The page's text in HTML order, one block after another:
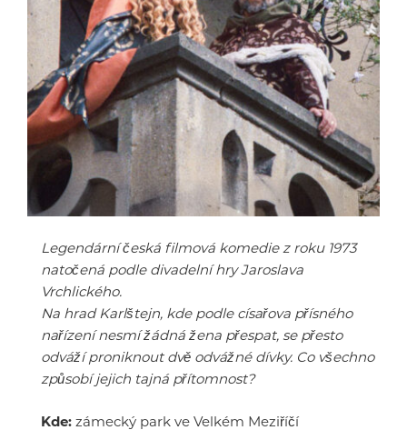
Legendární česká filmová komedie z roku 1973
natočená podle divadelní hry Jaroslava
Vrchlického.
Na hrad Karlštejn, kde podle císařova přísného
nařízení nesmí žádná žena přespat, se přesto
odváží proniknout dvě odvážné dívky. Co všechno
způsobí jejich tajná přítomnost?
Kde: zámecký park ve Velkém Meziříčí